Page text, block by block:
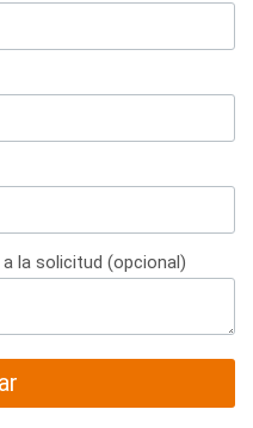
la solicitud (opcional)